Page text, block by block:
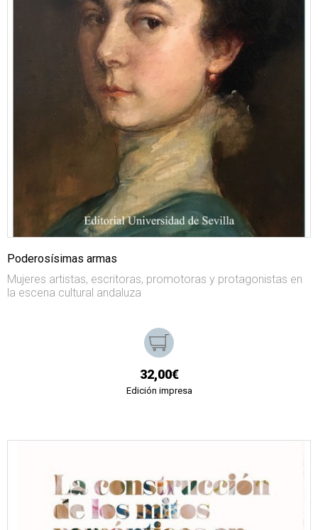
Poderosísimas armas
Mujeres artistas, escritoras, promotoras y protagonistas en
la escena cultural andaluza
32,00€
Edición impresa